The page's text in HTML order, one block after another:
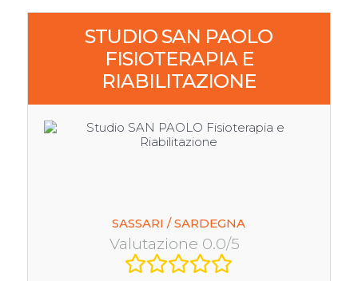
STUDIO SAN PAOLO
FISIOTERAPIA E
RIABILITAZIONE
SASSARI / SARDEGNA
Valutazione 0.0/5